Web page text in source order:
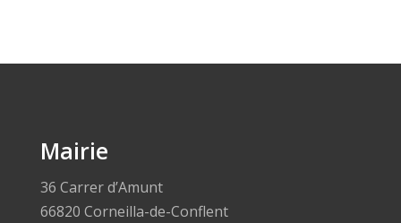
Mairie
36 Carrer d’Amunt
66820 Corneilla-de-Conflent